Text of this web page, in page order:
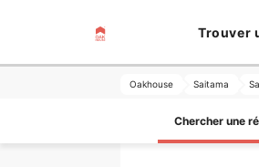
Trouver
Oakhouse Saitama
Chercher une